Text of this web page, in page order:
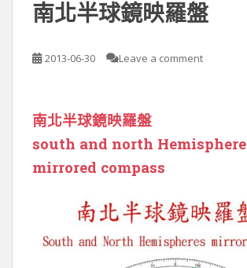
南北半球鏡映羅盤
2013-06-30 Leave a comment
南北半球鏡映羅盤
south and north
mirrored compass